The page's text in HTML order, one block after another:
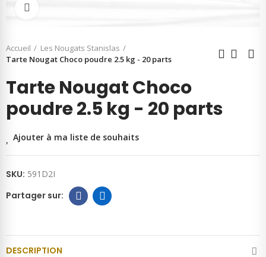
Accueil
Les Nougats Stanislas
Tarte Nougat Choco poudre 2.5 kg - 20 parts
Tarte Nougat Choco
poudre 2.5 kg - 20 parts
Ajouter à ma liste de souhaits
SKU: 591D2I
DESCRIPTION